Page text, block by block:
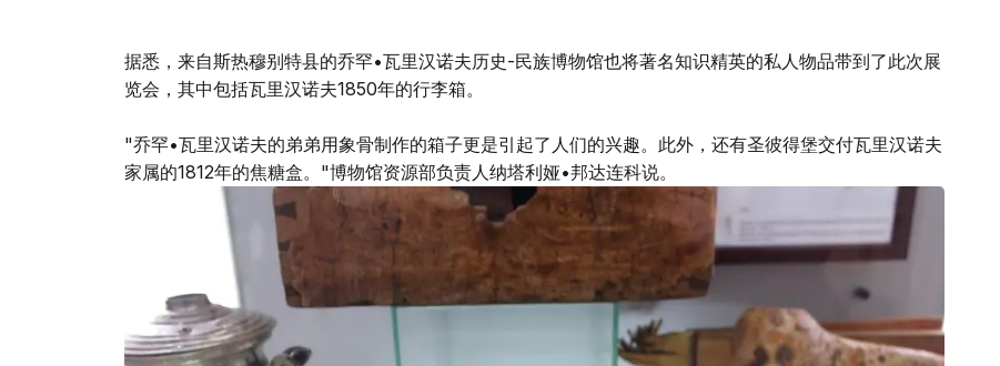
据悉，来自斯热穆别特县的乔罕•瓦里汉诺夫历史-民族博物馆也将著名知识精英的私人物品带到了此次展
览会，其中包括瓦里汉诺夫1850年的行李箱。
"乔罕•瓦里汉诺夫的弟弟用象骨制作的箱子更是引起了人们的兴趣。此外，还有圣彼得堡交付瓦里汉诺夫
家属的1812年的焦糖盒。"博物馆资源部负责人纳塔利娅•邦达连科说。